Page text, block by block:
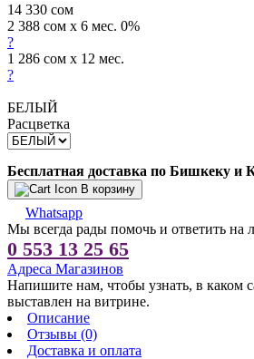
14 330 сом
2 388 сом x 6 мес. 0%
?
1 286 сом x 12 мес.
?
БЕЛЫЙ
Расцветка
Бесплатная доставка по Бишкеку и
В корзину
Whatsapp
Мы всегда рады помочь и ответить
0 553 13 25 65
Адреса Магазинов
Напишите нам, чтобы узнать, в каком
выставлен на витрине.
Описание
Отзывы (0)
Доставка и оплата